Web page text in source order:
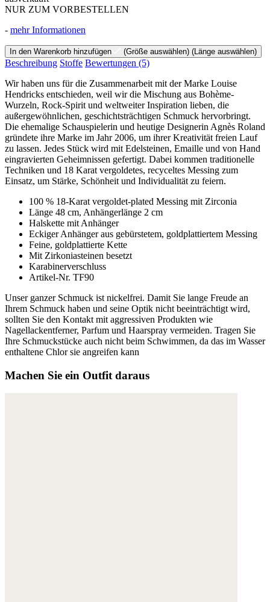
NUR ZUM VORBESTELLEN
- mehr Informationen
In den Warenkorb hinzufügen (Größe auswählen) (Länge auswählen)
Beschreibung Stoffe Bewertungen (5)
Wir haben uns für die Zusammenarbeit mit der Marke Louise
Hendricks entschieden, weil wir die Mischung aus Bohème-
Wurzeln, Rock-Spirit und weltweiter Inspiration lieben, die
außergewöhnlichen, geschichtsträchtigen Schmuck hervorbringt.
Die ehemalige Schauspielerin und heutige Designerin Agnès Roland
gründete ihre Marke im Jahr 2006, um ihrer Kreativität freien Lauf
zu lassen. Jedes Stück wird mit Edelsteinen, Emaille und von Hand
eingravierten Geheimnissen gefertigt. Dabei kommen traditionelle
Techniken und 18 Karat vergoldetes, recyceltes Messing zum
Einsatz, um Stärke, Schönheit und Individualität zu feiern.
100 % 18-Karat vergoldet-plated Messing mit Zirconia
Länge 48 cm, Anhängerlänge 2 cm
Halskette mit Anhänger
Eckiger Anhänger aus gebürstetem, goldplattiertem Messing
Feine, goldplattierte Kette
Mit Zirkoniasteinen besetzt
Karabinerverschluss
Artikel-Nr. TF90
Unser ganzer Schmuck ist nickelfrei. Damit Sie lange Freude an
Ihrem Schmuck haben und seine Optik nicht beeinträchtigt wird,
sollten Sie den Kontakt mit aggressiven Produkten wie
Nagellackentferner, Parfum und Haarspray vermeiden. Tragen Sie
Ihre Schmuckstücke auch nicht beim Schwimmen, da das im Wasser
enthaltene Chlor sie angreifen kann
Machen Sie ein Outfit daraus